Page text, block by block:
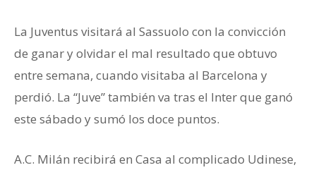
La Juventus visitará al Sassuolo con la convicción
de ganar y olvidar el mal resultado que obtuvo
entre semana, cuando visitaba al Barcelona y
perdió. La “Juve” también va tras el Inter que ganó
este sábado y sumó los doce puntos.
A.C. Milán recibirá en Casa al complicado Udinese,